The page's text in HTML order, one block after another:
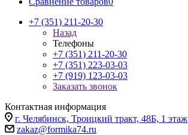
+7 (351) 211-20-30
Назад
Телефоны
+7 (351) 211-20-30
+7 (351) 223-03-03
+7 (919) 123-03-03
Заказать звонок
Контактная информация
г. Челябинск, Троицкий тракт, 48Б, 1 этаж
zakaz@formika74.ru